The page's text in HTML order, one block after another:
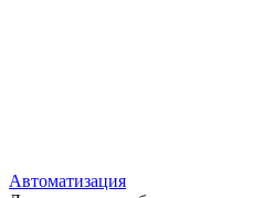
Автоматизация